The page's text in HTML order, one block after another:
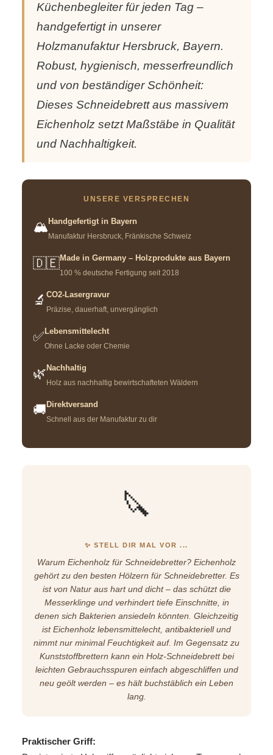
Küchenbegleiter für jeden Tag –
handgefertigt in unserer
Holzmanufaktur Hersbruck, Bayern.
Robust, hygienisch, messerfreundlich
und von beständiger Schönheit:
Dieses Schneidebrett aus massivem
Eichenholz setzt Maßstäbe in Qualität
und Nachhaltigkeit.
🔪
✨ STELL DIR MAL VOR ...
Warum Eichenholz für Schneidebretter? Eichenholz
gehört zu den besten Hölzern für Schneidebretter. Es
ist von Natur aus hart und dicht – das schützt die
Messerklinge und verhindert tiefe Einschnitte, in
denen sich Bakterien ansiedeln könnten. Gleichzeitig
ist Eichenholz lebensmittelecht, antibakteriell und
nimmt nur minimal Feuchtigkeit auf. Im Gegensatz zu
Kunststoffbrettern kann ein Holz-Schneidebrett bei
leichten Gebrauchsspuren einfach abgeschliffen und
neu geölt werden – es hält buchstäblich ein Leben
lang.
Praktischer Griff:
UNSERE VERSPRECHEN
🏔️ Handgefertigt in Bayern
Manufaktur Hersbruck, Fränkische Schweiz
🇩🇪Made in Germany – Holzprodukte aus Bayern
100 % deutsche Fertigung seit 2018
🔬 CO2-Lasergravur
Präzise, dauerhaft, unvergänglich
✅ Lebensmittelecht
Ohne Lacke oder Chemie
🌿 Nachhaltig
Holz aus nachhaltig bewirtschafteten Wäldern
🚚 Direktversand
Schnell aus der Manufaktur zu dir